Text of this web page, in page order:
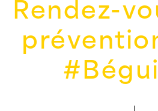
Rendez-